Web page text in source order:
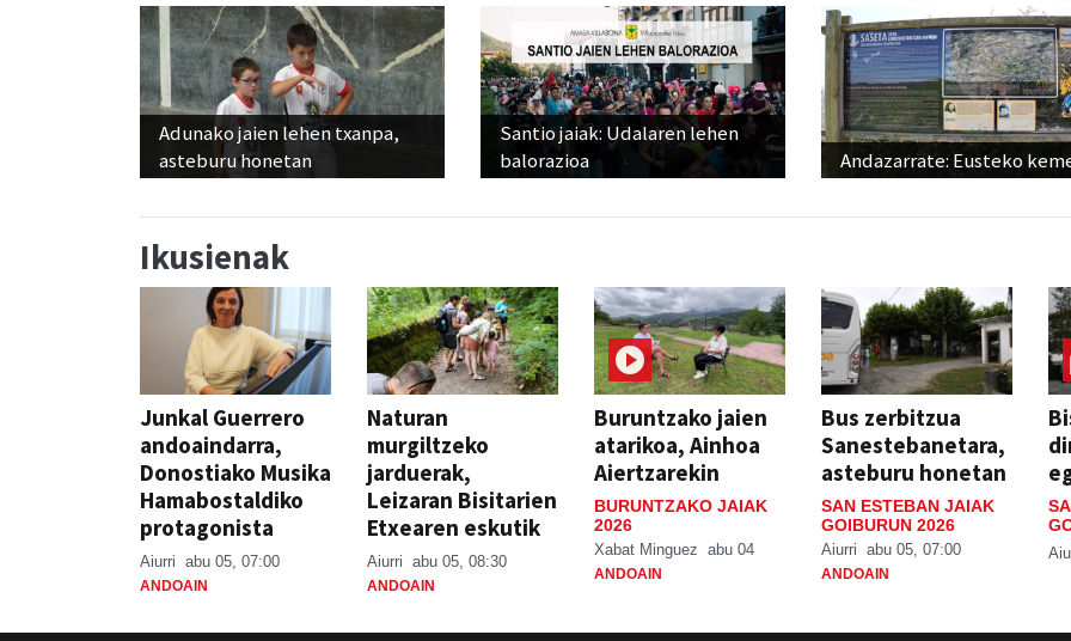
Adunako jaien lehen txanpa,
asteburu honetan
Santio jaiak: Udalaren lehen
balorazioa
Andazarrate: Eusteko
Ikusienak
Junkal Guerrero
andoaindarra,
Donostiako Musika
Hamabostaldiko
protagonista
Aiurri abu 05, 07:00
ANDOAIN
Naturan
murgiltzeko
jarduerak,
Leizaran Bisitarien
Etxearen eskutik
Aiurri abu 05, 08:30
ANDOAIN
Buruntzako jaien
atarikoa, Ainhoa
Aiertzarekin
BURUNTZAKO JAIAK
2026
Xabat Minguez abu 04
ANDOAIN
Bus zerbitzua
Sanestebanetara,
asteburu honetan
SAN ESTEBAN JAIAK
GOIBURUN 2026
Aiurri abu 05, 07:00
ANDOAIN